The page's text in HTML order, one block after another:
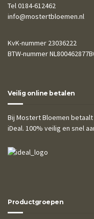
Tel 0184-612462
info@mostertbloemen.nl
KvK-nummer 23036222
BTW-nummer
Veilig online betalen
Bij Mostert Bloemen
iDeal. 100% veilig en snel
Productgroepen